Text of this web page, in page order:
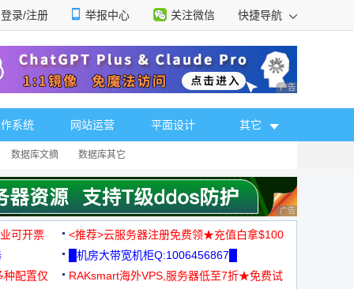
登录/注册 举报中心 关注微信 快捷导航
广告 商业广告，理
系统 网站运营 平面设计 其它
数据库文摘 数据库其它
广告 商业广告，理
可开票
<推荐>云服务器注册免费领★充值白拿$100
█机房大带宽机柜Q:1006456867█
种配置仅
RAKsmart海外VPS,服务器低至7折★免费试